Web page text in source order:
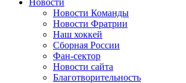
Новости
Новости Команды
Новости Фратрии
Наш хоккей
Сборная России
Фан-cектор
Новости сайта
Благотворительность